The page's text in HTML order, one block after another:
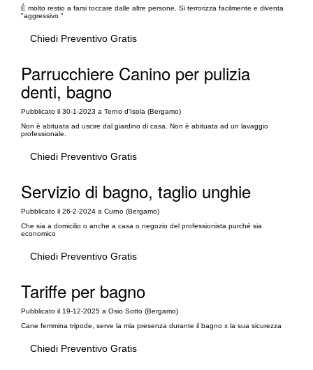
È molto restio a farsi toccare dalle altre persone. Si terrorizza facilmente e diventa
"aggressivo "
Chiedi Preventivo Gratis
Parrucchiere Canino per pulizia
denti, bagno
Pubblicato il 30-1-2023 a Terno d'Isola (Bergamo)
Non è abituata ad uscire dal giardino di casa. Non è abituata ad un lavaggio
professionale.
Chiedi Preventivo Gratis
Servizio di bagno, taglio unghie
Pubblicato il 26-2-2024 a Curno (Bergamo)
Che sia a domicilio o anche a casa o negozio del professionista purché sia
economico
Chiedi Preventivo Gratis
Tariffe per bagno
Pubblicato il 19-12-2025 a Osio Sotto (Bergamo)
Cane femmina tripode, serve la mia presenza durante il bagno x la sua sicurezza
Chiedi Preventivo Gratis